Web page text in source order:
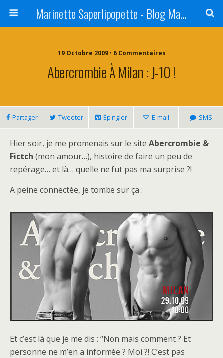
Marinette Saperlipopette - Blog Maman Angers Lifestyle - Ex Expat Montréal
19 Octobre 2009 • 6 Commentaires
Abercrombie À Milan : J-10 !
Partager Tweeter Épingler E-mail SMS
Hier soir, je me promenais sur le site Abercrombie &
Fictch (mon amour…), histoire de faire un peu de
repérage… et là… quelle ne fut pas ma surprise ?!
A peine connectée, je tombe sur ça :
Et c’est là que je me dis : “Non mais comment ? Et
personne ne m’en a informée ? Moi ?! C’est pas